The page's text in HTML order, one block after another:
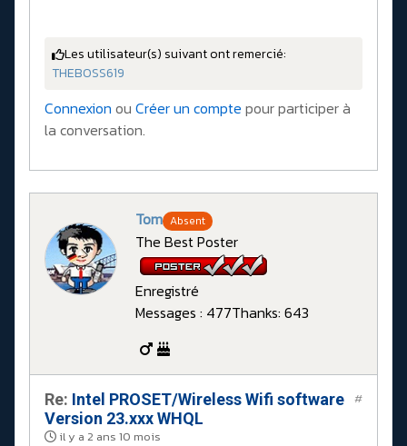
Les utilisateur(s) suivant ont remercié:
THEBOSS619
Connexion ou Créer un compte pour participer à
la conversation.
Tom Absent
The Best Poster
Enregistré
Messages : 477Thanks: 643
Re: Intel PROSET/Wireless Wifi software
Version 23.xxx WHQL
il y a 2 ans 10 mois
#